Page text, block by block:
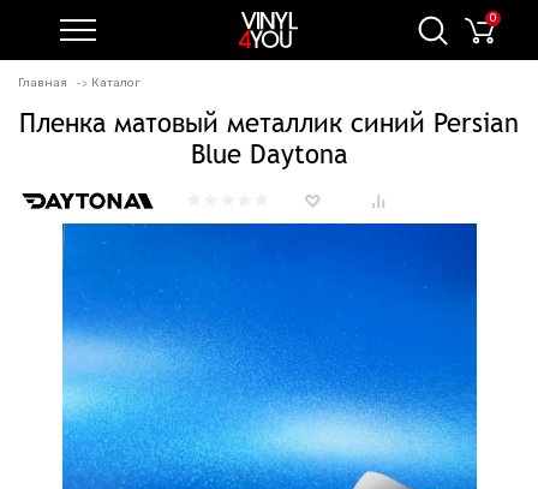
0
Главная Каталог
Пленка матовый металлик синий Persian
Blue Daytona